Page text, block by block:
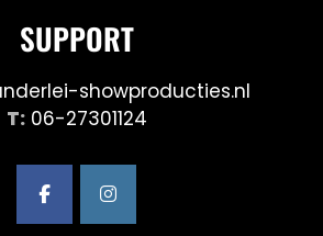
SUPPORT
showproducties.nl
T: 06-27301124